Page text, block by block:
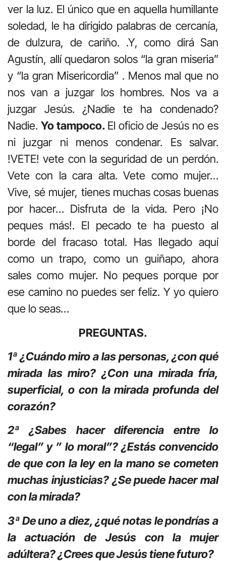
ver la luz. El único que en aquella humillante
soledad, le ha dirigido palabras de cercanía,
de dulzura, de cariño. .Y, como dirá San
Agustín, allí quedaron solos “la gran miseria”
y “la gran Misericordia” . Menos mal que no
nos van a juzgar los hombres. Nos va a
juzgar Jesús. ¿Nadie te ha condenado?
Nadie. Yo tampoco. El oficio de Jesús no es
ni juzgar ni menos condenar. Es salvar.
!VETE! vete con la seguridad de un perdón.
Vete con la cara alta. Vete como mujer…
Vive, sé mujer, tienes muchas cosas buenas
por hacer… Disfruta de la vida. Pero ¡No
peques más!. El pecado te ha puesto al
borde del fracaso total. Has llegado aquí
como un trapo, como un guiñapo, ahora
sales como mujer. No peques porque por
ese camino no puedes ser feliz. Y yo quiero
que lo seas…
PREGUNTAS.
1ª ¿Cuándo miro a las personas, ¿con qué
mirada las miro? ¿Con una mirada fría,
superficial, o con la mirada profunda del
corazón?
2ª ¿Sabes hacer diferencia entre lo
“legal” y ” lo moral”? ¿Estás convencido
de que con la ley en la mano se cometen
muchas injusticias? ¿Se puede hacer mal
con la mirada?
3ª De uno a diez, ¿qué notas le pondrías a
la actuación de Jesús con la mujer
adúltera? ¿Crees que Jesús tiene futuro?